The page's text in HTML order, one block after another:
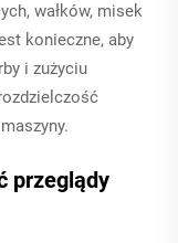
wałków, misek
konieczne, aby
i zużyciu
przeglądy